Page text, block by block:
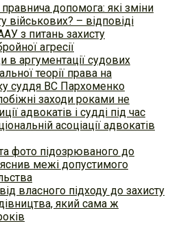
допомога: які зміни
військових? – відповіді
з питань захисту
агресії
в аргументації судових
теорії права на
суддя ВС Пархоменко
заходи роками не
адвокатів і судді під час
асоціації адвокатів
фото підозрюваного до
межі допустимого
власного підходу до захисту
який сама ж